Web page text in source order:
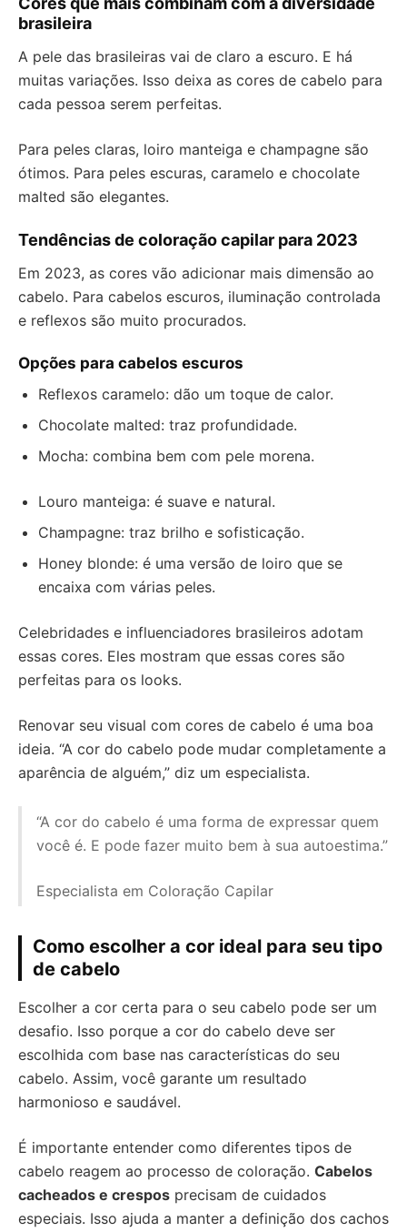
brasileira
A pele das brasileiras vai de claro a escuro. E há
muitas variações. Isso deixa as cores de cabelo para
cada pessoa serem perfeitas.
Para peles claras, loiro manteiga e champagne são
ótimos. Para peles escuras, caramelo e chocolate
malted são elegantes.
Tendências de coloração capilar para 2023
Em 2023, as cores vão adicionar mais dimensão ao
cabelo. Para cabelos escuros, iluminação controlada
e reflexos são muito procurados.
Opções para cabelos escuros
Reflexos caramelo: dão um toque de calor.
Chocolate malted: traz profundidade.
Mocha: combina bem com pele morena.
Louro manteiga: é suave e natural.
Champagne: traz brilho e sofisticação.
Honey blonde: é uma versão de loiro que se
encaixa com várias peles.
Celebridades e influenciadores brasileiros adotam
essas cores. Eles mostram que essas cores são
perfeitas para os looks.
Renovar seu visual com cores de cabelo é uma boa
ideia. “A cor do cabelo pode mudar completamente a
aparência de alguém,” diz um especialista.
“A cor do cabelo é uma forma de expressar quem
você é. E pode fazer muito bem à sua autoestima.”
Especialista em Coloração Capilar
Como escolher a cor ideal para seu tipo
de cabelo
Escolher a cor certa para o seu cabelo pode ser um
desafio. Isso porque a cor do cabelo deve ser
escolhida com base nas características do seu
cabelo. Assim, você garante um resultado
harmonioso e saudável.
É importante entender como diferentes tipos de
cabelo reagem ao processo de coloração. Cabelos
cacheados e crespos precisam de cuidados
especiais. Isso ajuda a manter a definição dos cachos